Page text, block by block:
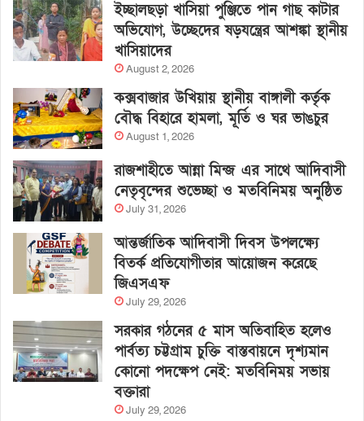
ইচ্ছালছড়া খাসিয়া পুঞ্জিতে পান গাছ কাটার
অভিযোগ, উচ্ছেদের ষড়যন্ত্রের আশঙ্কা স্থানীয়
খাসিয়াদের
August 2, 2026
কক্সবাজার উখিয়ায় স্থানীয় বাঙ্গালী কর্তৃক
বৌদ্ধ বিহারে হামলা, মূর্তি ও ঘর ভাঙচুর
August 1, 2026
রাজশাহীতে আন্না মিন্জ এর সাথে আদিবাসী
নেতৃবৃন্দের শুভেচ্ছা ও মতবিনিময় অনুষ্ঠিত
July 31, 2026
আন্তর্জাতিক আদিবাসী দিবস উপলক্ষ্যে
বিতর্ক প্রতিযোগীতার আয়োজন করেছে
জিএসএফ
July 29, 2026
সরকার গঠনের ৫ মাস অতিবাহিত হলেও
পার্বত্য চট্টগ্রাম চুক্তি বাস্তবায়নে দৃশ্যমান
কোনো পদক্ষেপ নেই: মতবিনিময় সভায়
বক্তারা
July 29, 2026